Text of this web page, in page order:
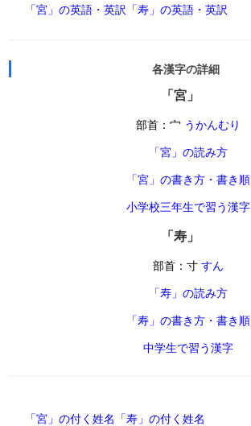
「宮」の英語・英訳 「寿」の英語・英訳
各漢字の詳細
「宮」
部首：宀 うかんむり
「宮」の読み方
「宮」の書き方・書き順
小学校三年生で習う漢字
「寿」
部首：寸 すん
「寿」の読み方
「寿」の書き方・書き順
中学生で習う漢字
「宮」の付く姓名 「寿」の付く姓名